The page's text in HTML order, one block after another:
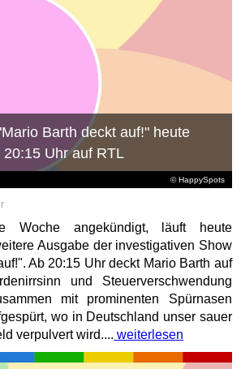
© HappySpots
Barth deckt auf!" heute
Uhr auf RTL
Woche angekündigt, läuft heute
Ausgabe der investigativen Show
Ab 20:15 Uhr deckt Mario Barth auf
und Steuerverschwendung
mit prominenten Spürnasen
wo in Deutschland unser sauer
verpulvert wird.... weiterlesen